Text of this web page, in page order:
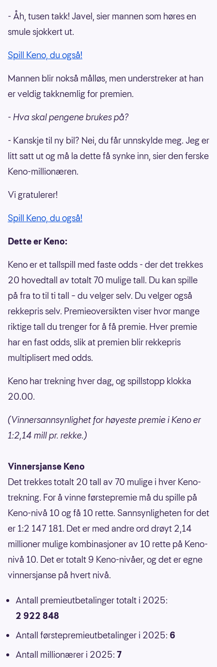
- Åh, tusen takk! Javel, sier mannen som høres en
smule sjokkert ut.
Spill Keno, du også!
Mannen blir nokså målløs, men understreker at han
er veldig takknemlig for premien.
- Hva skal pengene brukes på?
- Kanskje til ny bil? Nei, du får unnskylde meg. Jeg er
litt satt ut og må la dette få synke inn, sier den ferske
Keno-millionæren.
Vi gratulerer!
Spill Keno, du også!
Dette er Keno:
Keno er et tallspill med faste odds - der det trekkes
20 hovedtall av totalt 70 mulige tall. Du kan spille
på fra to til ti tall – du velger selv. Du velger også
rekkepris selv. Premieoversikten viser hvor mange
riktige tall du trenger for å få premie. Hver premie
har en fast odds, slik at premien blir rekkepris
multiplisert med odds.
Keno har trekning hver dag, og spillstopp klokka
20.00.
(Vinnersannsynlighet for høyeste premie i Keno er
1:2,14 mill pr. rekke.)
Vinnersjanse Keno
Det trekkes totalt 20 tall av 70 mulige i hver Keno-
trekning. For å vinne førstepremie må du spille på
Keno-nivå 10 og få 10 rette. Sannsynligheten for det
er 1:2 147 181. Det er med andre ord drøyt 2,14
millioner mulige kombinasjoner av 10 rette på Keno-
nivå 10. Det er totalt 9 Keno-nivåer, og det er egne
vinnersjanse på hvert nivå.
Antall premieutbetalinger totalt i 2025:
2 922 848
Antall førstepremieutbetalinger i 2025: 6
Antall millionærer i 2025: 7